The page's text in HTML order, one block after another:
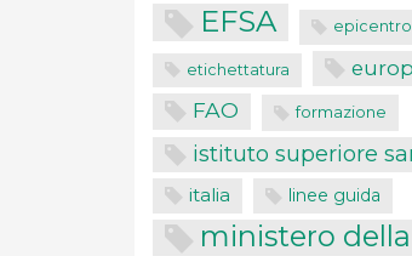
EFSA epicentro
etichettatura
FAO formazione
istituto superiore
italia linee guida
ministero